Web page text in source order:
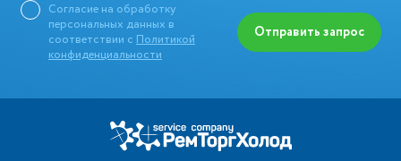
Согласие на обработку
персональных данных в
соответствии с Политикой
конфиденциальности
Отправить запрос